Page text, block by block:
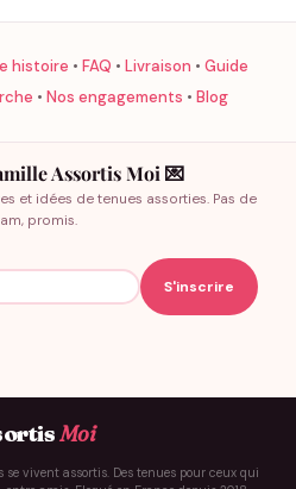
histoire • FAQ • Livraison • Guide
• Nos engagements • Blog
Assortis Moi 💌
et idées de tenues assorties. Pas de
promis.
Moi
vivent assortis. Des tenues pour ceux qui